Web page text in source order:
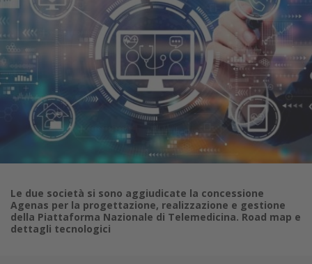
Le due società si sono aggiudicate la concessione
Agenas per la progettazione, realizzazione e gestione
della Piattaforma Nazionale di Telemedicina. Road map e
dettagli tecnologici